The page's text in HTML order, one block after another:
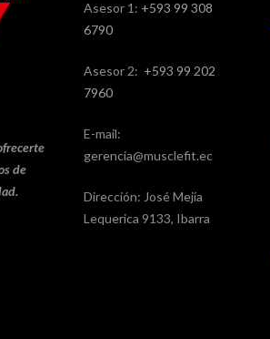
de
Asesor 1: +593 99 308
6790
Asesor 2: +593 99 202
7960
E-mail:
gerencia@musclefit.ec
Dirección: José Mejía
Lequerica 9133, Ibarra